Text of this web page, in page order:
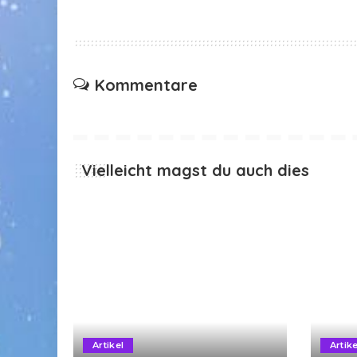
Kommentare
Vielleicht magst du auch dies
Artikel